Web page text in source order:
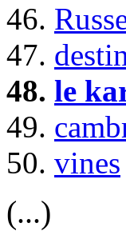
46.
47.
48. le
49.
50. vines
(...)